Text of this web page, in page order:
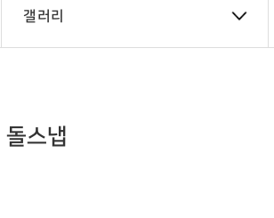
갤러리
돌스냅